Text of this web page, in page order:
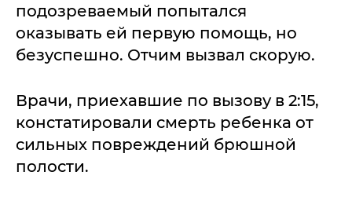
подозреваемый попытался
оказывать ей первую помощь, но
безуспешно. Отчим вызвал скорую.
Врачи, приехавшие по вызову в 2:15,
констатировали смерть ребенка от
сильных повреждений брюшной
полости.